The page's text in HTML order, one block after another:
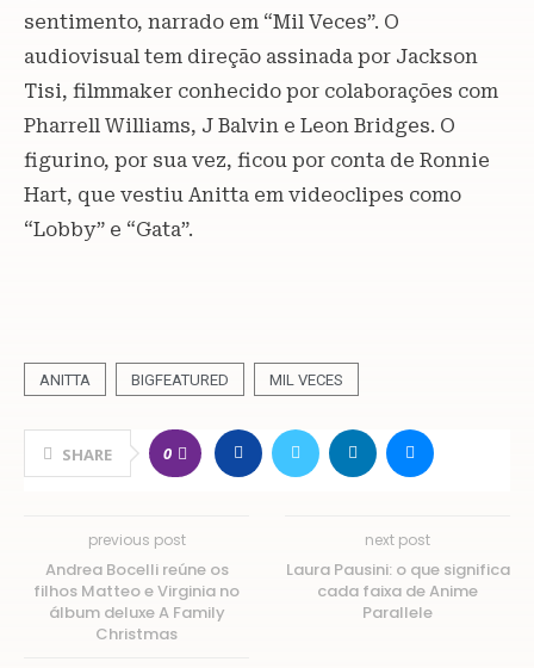
sentimento, narrado em “Mil Veces”. O
audiovisual tem direção assinada por Jackson
Tisi, filmmaker conhecido por colaborações com
Pharrell Williams, J Balvin e Leon Bridges. O
figurino, por sua vez, ficou por conta de Ronnie
Hart, que vestiu Anitta em videoclipes como
“Lobby” e “Gata”.
ANITTA BIGFEATURED MIL VECES
SHARE 0
previous post
Andrea Bocelli reúne os
filhos Matteo e Virginia no
álbum deluxe A Family
Christmas
next post
Laura Pausini: o que significa
cada faixa de Anime
Parallele